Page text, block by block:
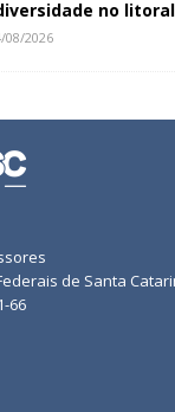
no litoral
08/2026
de Santa
66